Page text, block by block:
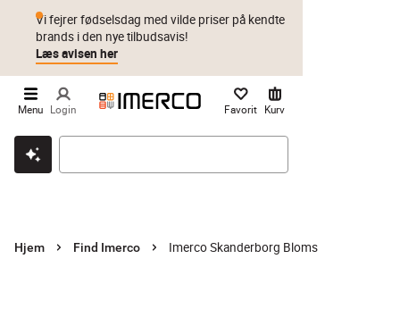
Klik & hent Byt i 1 år Prismatch
Vi fejrer fødselsdag med vilde priser på kendte
brands i den nye tilbudsavis!
Læs avisen her
Menu Login Favorit Kurv
Hjem Find Imerco Imerco Skanderborg Bloms